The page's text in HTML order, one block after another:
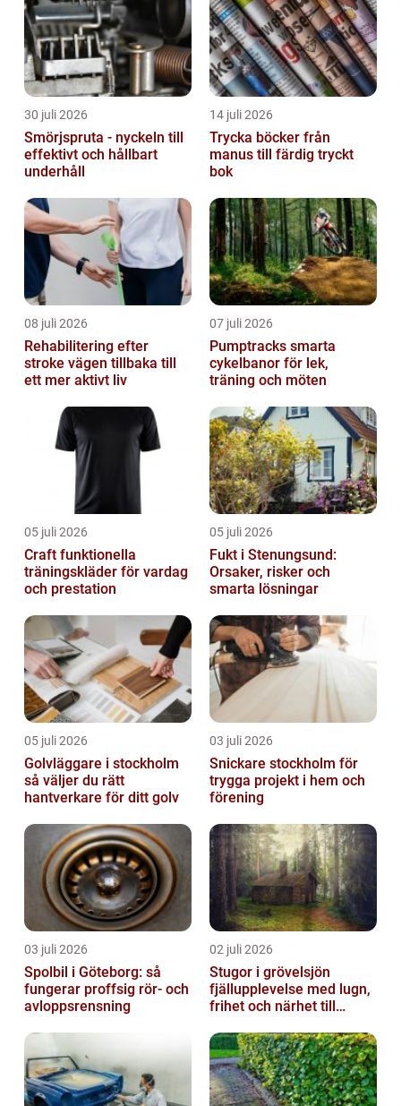
30 juli 2026
Smörjspruta - nyckeln till
effektivt och hållbart
underhåll
14 juli 2026
Trycka böcker från
manus till färdig tryckt
bok
08 juli 2026
Rehabilitering efter
stroke vägen tillbaka till
ett mer aktivt liv
07 juli 2026
Pumptracks smarta
cykelbanor för lek,
träning och möten
05 juli 2026
Craft funktionella
träningskläder för vardag
och prestation
05 juli 2026
Fukt i Stenungsund:
Orsaker, risker och
smarta lösningar
05 juli 2026
Golvläggare i stockholm
så väljer du rätt
hantverkare för ditt golv
03 juli 2026
Snickare stockholm för
trygga projekt i hem och
förening
03 juli 2026
Spolbil i Göteborg: så
fungerar proffsig rör- och
avloppsrensning
02 juli 2026
Stugor i grövelsjön
fjällupplevelse med lugn,
frihet och närhet till